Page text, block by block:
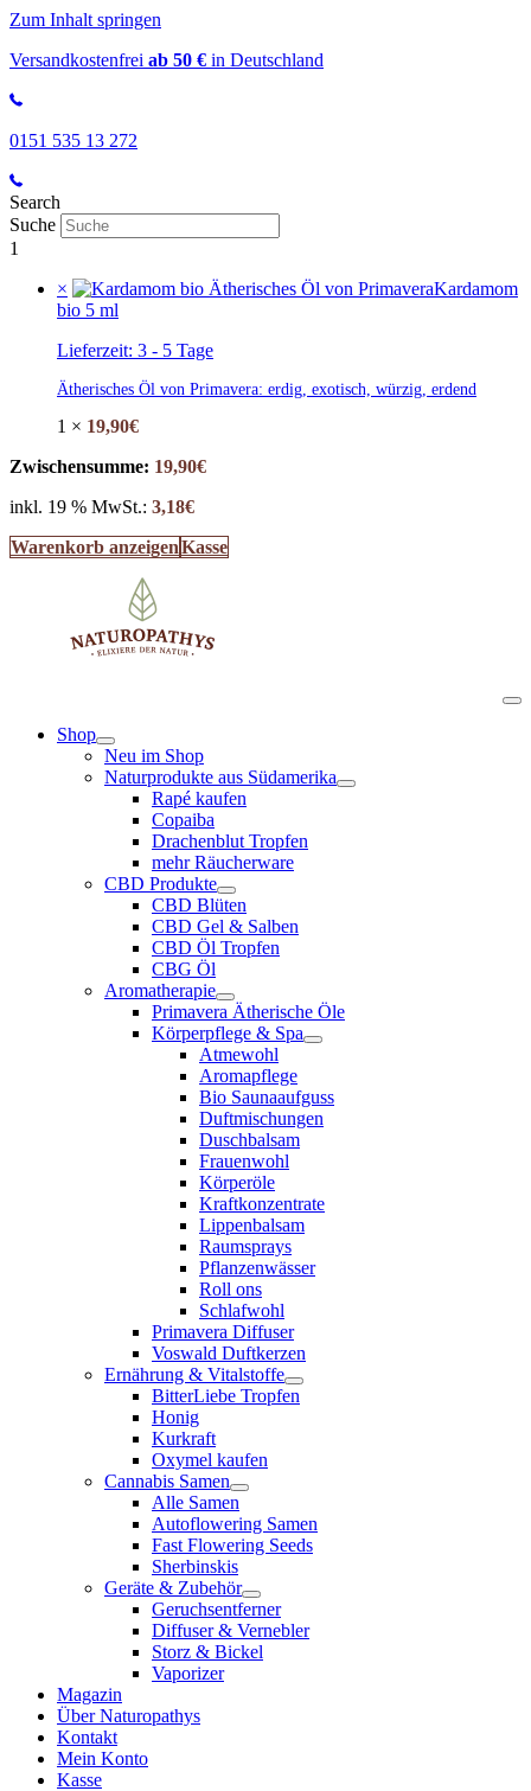
Zum Inhalt springen
Versandkostenfrei ab 50 € in Deutschland
0151 535 13 272
Search
Suche
1
×
Kardamom
bio 5 ml
Lieferzeit: 3 - 5 Tage
Ätherisches Öl von Primavera: erdig, exotisch, würzig, erdend
1 × 19,90€
Zwischensumme: 19,90€
inkl. 19 % MwSt.: 3,18€
Warenkorb anzeigenKasse
Shop
Neu im Shop
Naturprodukte aus Südamerika
Rapé kaufen
Copaiba
Drachenblut Tropfen
mehr Räucherware
CBD Produkte
CBD Blüten
CBD Gel & Salben
CBD Öl Tropfen
CBG Öl
Aromatherapie
Primavera Ätherische Öle
Körperpflege & Spa
Atmewohl
Aromapflege
Bio Saunaaufguss
Duftmischungen
Duschbalsam
Frauenwohl
Körperöle
Kraftkonzentrate
Lippenbalsam
Raumsprays
Pflanzenwässer
Roll ons
Schlafwohl
Primavera Diffuser
Voswald Duftkerzen
Ernährung & Vitalstoffe
BitterLiebe Tropfen
Honig
Kurkraft
Oxymel kaufen
Cannabis Samen
Alle Samen
Autoflowering Samen
Fast Flowering Seeds
Sherbinskis
Geräte & Zubehör
Geruchsentferner
Diffuser & Vernebler
Storz & Bickel
Vaporizer
Magazin
Über Naturopathys
Kontakt
Mein Konto
Kasse